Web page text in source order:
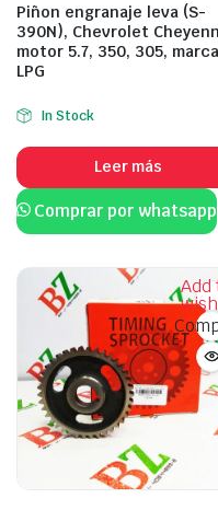
Piñon engranaje leva (S-
390N), Chevrolet
motor 5.7, 350, 305, marca
LPG
In Stock
Leer más
Comprar por whatsapp
Add